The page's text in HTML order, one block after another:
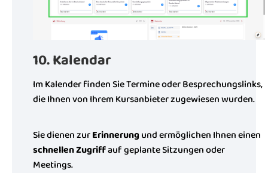
10. Kalendar
Im Kalender finden Sie Termine oder Besprechungslinks,
die Ihnen von Ihrem Kursanbieter zugewiesen wurden.
Sie dienen zurErinnerung und ermöglichen Ihnen einen
schnellen Zugriffauf geplante Sitzungen oder
Meetings.